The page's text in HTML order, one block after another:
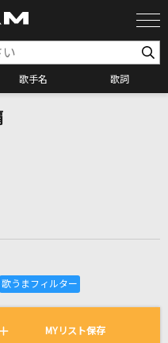
歌手名 歌詞
索
き
ている曲の一覧
MYリスト保存